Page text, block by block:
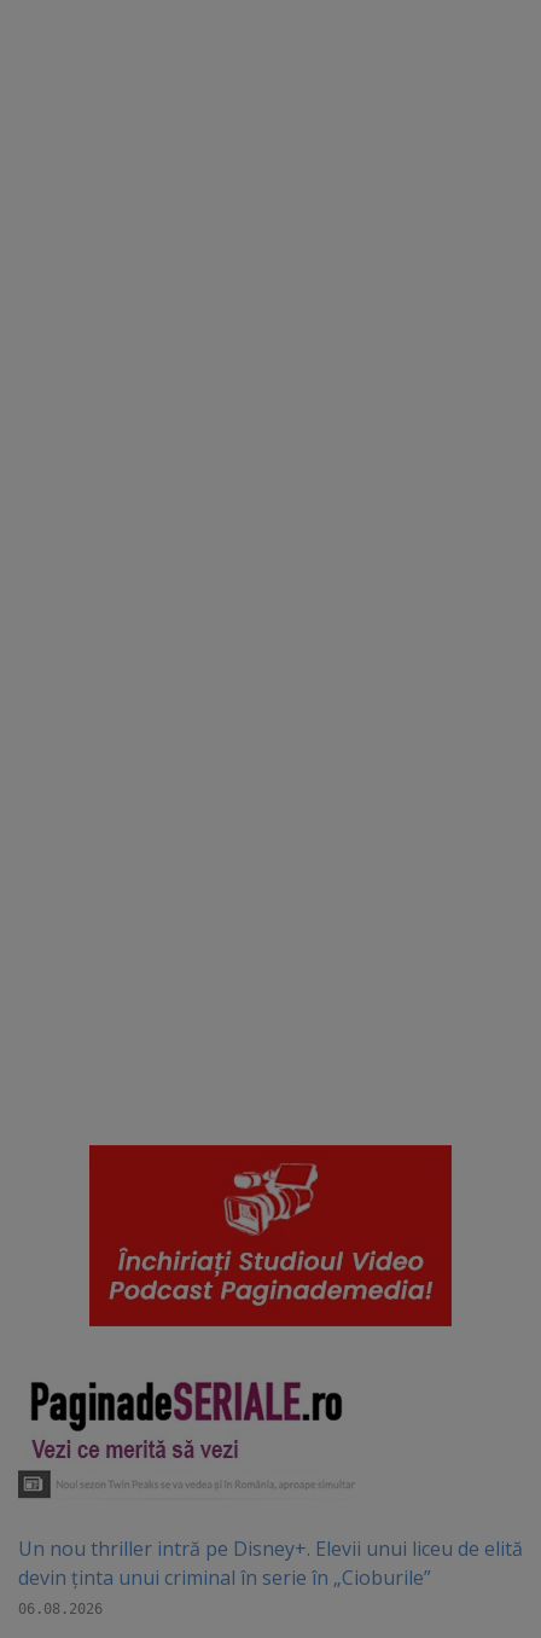
Un nou thriller intră pe Disney+. Elevii unui liceu de elită
devin ținta unui criminal în serie în „Cioburile”
06.08.2026